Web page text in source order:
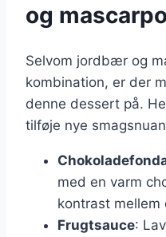
og
Selvom jordbær og
kombination, er der
denne dessert på.
tilføje nye
med en varm
kontrast mellem
Frugtsauce: